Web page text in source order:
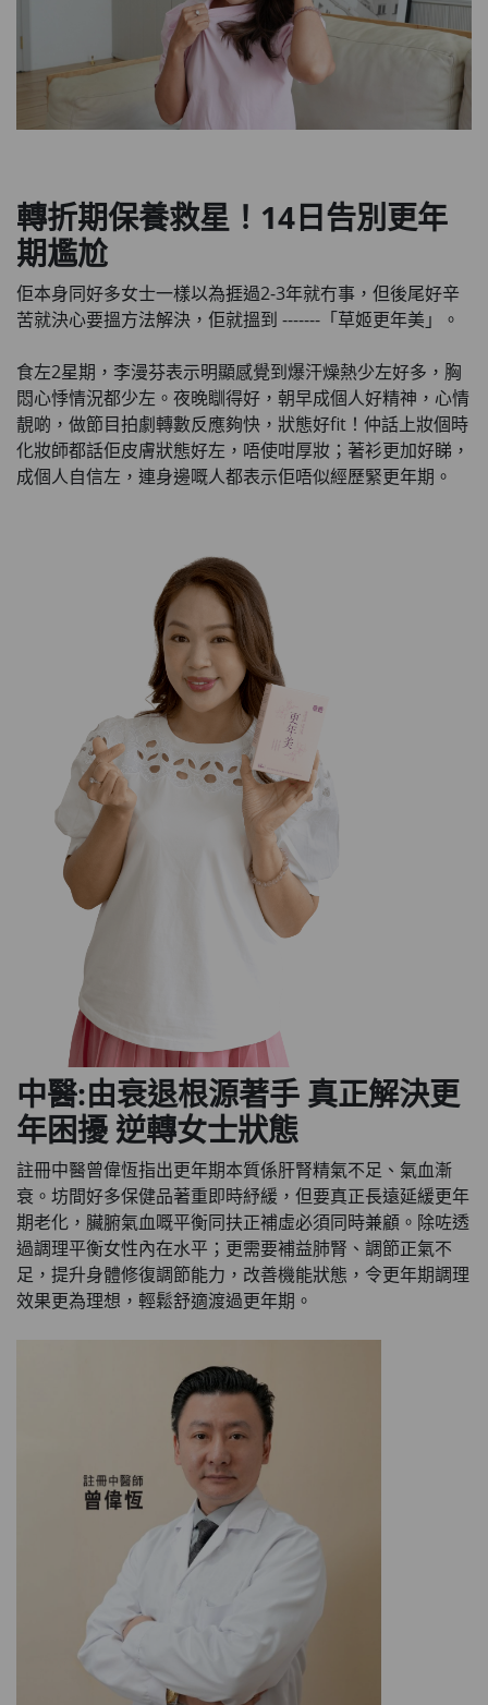
轉折期保養救星！ 14日告別更年
期尷尬
佢本身同好多女士一樣以為捱過2-3年就冇事，但後尾好辛
苦就決心要搵方法解決，佢就搵到 -------「草姬更年美」。
食左2星期，李漫芬表示明顯感覺到爆汗燥熱少左好多，胸
悶心悸情況都少左。夜晚瞓得好，朝早成個人好精神，心情
靚啲，做節目拍劇轉數反應夠快，狀態好fit！仲話上妝個時
化妝師都話佢皮膚狀態好左，唔使咁厚妝；著衫更加好睇，
成個人自信左，連身邊嘅人都表示佢唔似經歷緊更年期。
中醫:由衰退根源著手 真正解決更
年困擾 逆轉女士狀態
註冊中醫曾偉恆指出更年期本質係肝腎精氣不足、氣血漸
衰。坊間好多保健品著重即時紓緩，但要真正長遠延緩更年
期老化，臟腑氣血嘅平衡同扶正補虛必須同時兼顧。除咗透
過調理平衡女性內在水平；更需要補益肺腎、調節正氣不
足，提升身體修復調節能力，改善機能狀態，令更年期調理
效果更為理想，輕鬆舒適渡過更年期。